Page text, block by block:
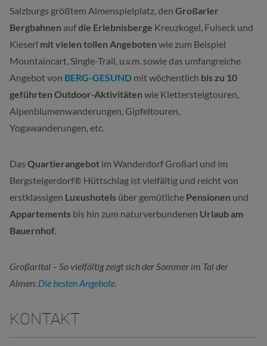
Salzburgs größtem Almenspielplatz, den Großarler
Bergbahnen aufdie Erlebnisberge Kreuzkogel, Fulseck und
Kieserl mit vielen tollen Angeboten wie zum Beispiel
Mountaincart, Single-Trail, u.v.m. sowie das umfangreiche
Angebot von BERG-GESUND mit wöchentlich bis zu 10
geführten Outdoor-Aktivitäten wie Klettersteigtouren,
Alpenblumenwanderungen, Gipfeltouren,
Yogawanderungen, etc.
Das Quartierangebot im Wanderdorf Großarl und im
Bergsteigerdorf® Hüttschlag ist vielfältig und reicht von
erstklassigen Luxushotels über gemütliche Pensionen und
Appartements bis hin zum naturverbundenen Urlaub am
Bauernhof.
Großarltal – So vielfältig zeigt sich der Sommer im Tal der
Almen: Die besten Angebote
KONTAKT